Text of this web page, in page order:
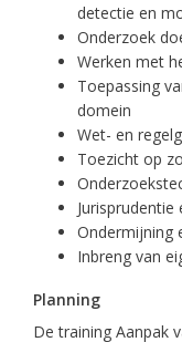
detectie en
Onderzoek
Werken met
Toepassing
domein
Wet- en
Toezicht op
Ondermijning
Inbreng van
Planning
De training Aanpak